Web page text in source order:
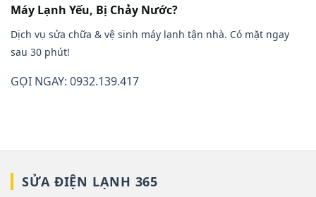
Máy Lạnh Yếu, Bị Chảy Nước?
Dịch vụ sửa chữa & vệ sinh máy lạnh tận nhà. Có mặt ngay
sau 30 phút!
GỌI NGAY: 0932.139.417
SỬA ĐIỆN LẠNH 365